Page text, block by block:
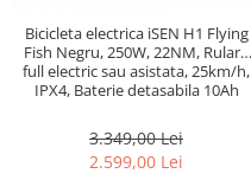
Bicicleta electrica iSEN H1 Flying
Fish Negru, 250W, 22NM, Rulare
full electric sau asistata, 25km/h,
IPX4, Baterie detasabila 10Ah
3.349,00 Lei
2.599,00 Lei